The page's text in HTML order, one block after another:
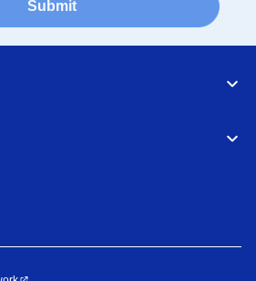
Submit